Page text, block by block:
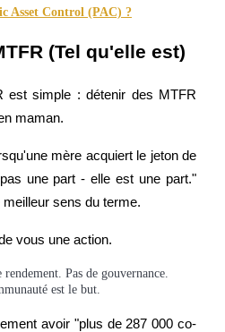
un revenu passif
Asset Control (PAC) ?
(Tel qu'elle est)
est simple : détenir des MTFR
maman.
mère acquiert le jeton de
une part - elle est une part."
sens du terme.
vous une action.
Pas de gouvernance.
est le but.
avoir "plus de 287 000 co-